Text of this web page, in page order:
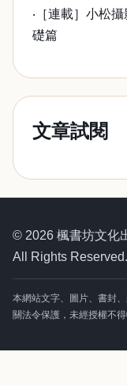
‧［連載］小松
礎篇
文章試閱
© 2026 楓書坊文化
All Rights
本網站文字、圖片、書封
關法令保護，未經授權不